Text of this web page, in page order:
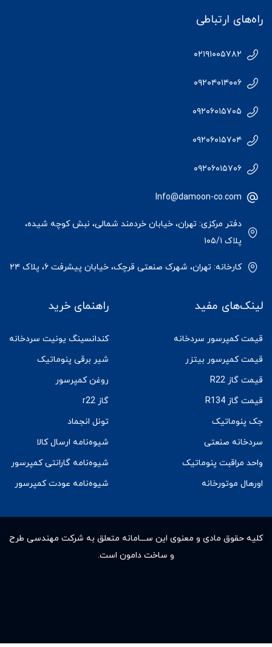
راه‌های ارتباطی
۰۲۱۹۱۰۰۵۷۸۲
۰۹۲۰۴۰۱۴۰۰۶
۰۹۲۰۶۰۱۵۷۰۵
۰۹۲۰۶۰۱۵۷۰۴
۰۹۲۰۶۰۱۵۷۰۶
Info@damoon-co.com
دفتر مرکزی: تهران، خیابان خردمند شمالی، نبش کوچه شیده،
پلاک ۱۰۵/۱
کارخانه: تهران، شهرک صنعتی قرچک، خیابان پیشرفت ۶، پلاک ۲۴
لینک‌های مفید
قیمت کمپرسور سردخانه
قیمت کمپرسور بیتزر
قیمت گاز R22
قیمت گاز R134
جک پنوماتیک
سردخانه صنعتی
واحد مراقبت پنوماتیک
اورهال موتورخانه
راهنمای خرید
کندانسینگ یونیت سردخانه
شیر برقی پنوماتیک
روغن کمپرسور
گاز r22
تونل انجماد
شیوه‌نامه ارسال کالا
شیوه‌نامه گارانتی کمپرسور
شیوه‌نامه عودت کمپرسور
کلیه حقوق مادى و معنوى این ســـامانه متعلق به شرکت مهندسی طرح
و ساخت دامون است.